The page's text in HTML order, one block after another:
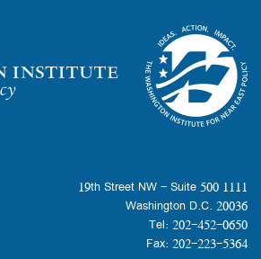
Homepage
1111 19th Street NW - Suite 500
Washington D.C. 20036
Tel: 202-452-0650
Fax: 202-223-5364